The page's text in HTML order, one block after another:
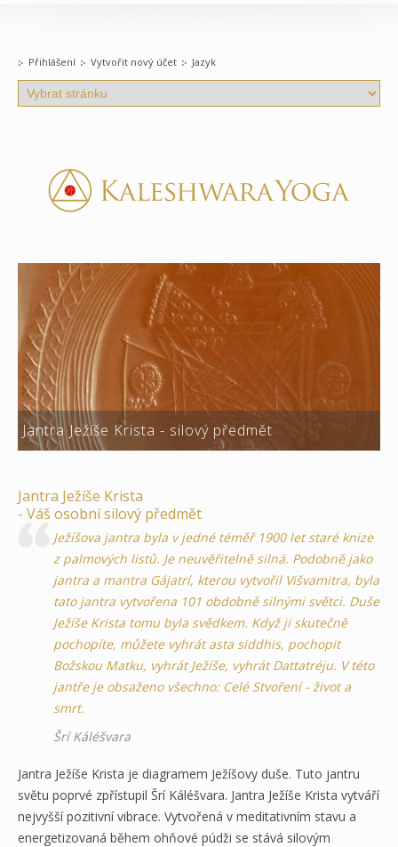
Přihlášení Vytvořit nový účet Jazyk
Jantra Ježíše Krista - silový předmět
Jantra Ježíše Krista
- Váš osobní silový předmět
Ježíšova jantra byla v jedné téměř 1900 let staré knize
z palmových listů. Je neuvěřitelně silná. Podobně jako
jantra a mantra Gájatrí, kterou vytvořil Višvamitra, byla
tato jantra vytvořena 101 obdobně silnými světci. Duše
Ježíše Krista tomu byla svědkem. Když ji skutečně
pochopíte, můžete vyhrát asta siddhis, pochopit
Božskou Matku, vyhrát Ježíše, vyhrát Dattatréju. V této
jantře je obsaženo všechno: Celé Stvoření - život a
smrt.
Šrí Káléšvara
Jantra Ježíše Krista je diagramem Ježíšovy duše. Tuto jantru
světu poprvé zpřístupil Šrí Káléšvara. Jantra Ježíše Krista vytváří
nejvyšší pozitivní vibrace. Vytvořená v meditativním stavu a
energetizovaná během ohňové púdži se stává silovým